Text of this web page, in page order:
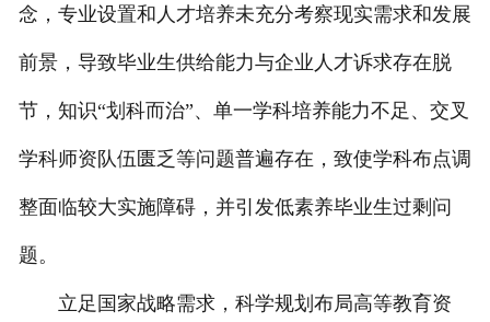
念，专业设置和人才培养未充分考察现实需求和发展
前景，导致毕业生供给能力与企业人才诉求存在脱
节，知识“划科而治”、单一学科培养能力不足、交叉
学科师资队伍匮乏等问题普遍存在，致使学科布点调
整面临较大实施障碍，并引发低素养毕业生过剩问
题。
立足国家战略需求，科学规划布局高等教育资